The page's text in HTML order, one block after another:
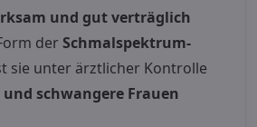
und gut verträglich
derSchmalspektrum-
sie unter ärztlicher Kontrolle
schwangere Frauen